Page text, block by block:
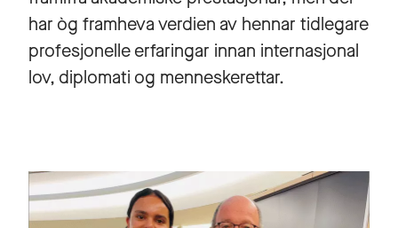
har òg framheva verdien av hennar tidlegare
profesjonelle erfaringar innan internasjonal
lov, diplomati og menneskerettar.